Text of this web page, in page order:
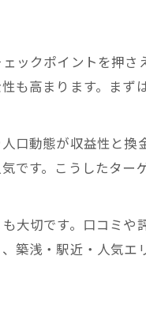
のポイント
両立させるコツ
目指す
動産投資術
クポイント
ックポイントを押
も高まります。まず
口動態が収益性と換
です。こうしたター
大切です。口コミや
浅・駅近・人気エ